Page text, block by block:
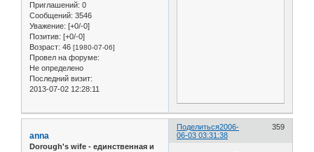
Приглашений: 0
Сообщений: 3546
Уважение: [+0/-0]
Позитив: [+0/-0]
Возраст: 46 [1980-07-06]
Провел на форуме:
Не определено
Последний визит:
2013-07-02 12:28:11
Поделиться 359
2006-
06-03 03:31:38
anna
Dorough's wife - единственная и